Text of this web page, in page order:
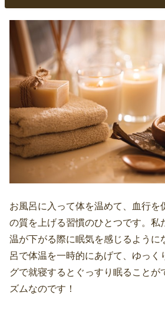
お風呂に入って体を温めて、血行を
の質を上げる習慣のひとつです。私
温が下がる際に眠気を感じるように
呂で体温を一時的にあげて、ゆっく
グで就寝するとぐっすり眠ることが
ズムなのです！